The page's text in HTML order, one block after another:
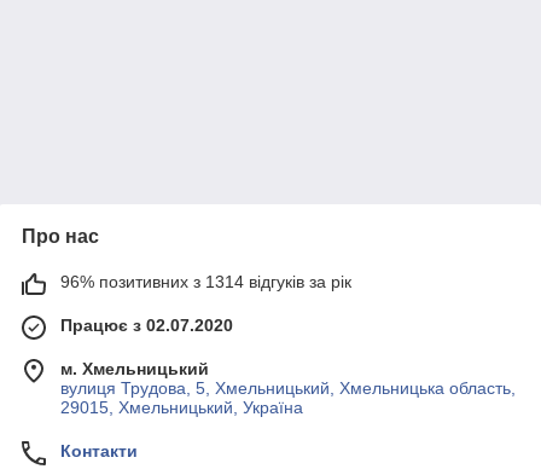
Про нас
96% позитивних з 1314 відгуків за рік
Працює з 02.07.2020
м. Хмельницький
вулиця Трудова, 5, Хмельницький, Хмельницька область,
29015, Хмельницький, Україна
Контакти